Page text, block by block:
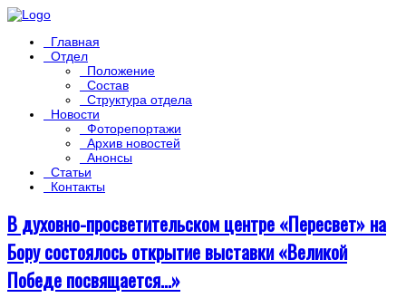
Главная
Отдел
Положение
Состав
Структура отдела
Новости
Фоторепортажи
Архив новостей
Анонсы
Статьи
Контакты
В духовно-просветительском центре «Пересвет» на
Бору состоялось открытие выставки «Великой
Победе посвящается…»